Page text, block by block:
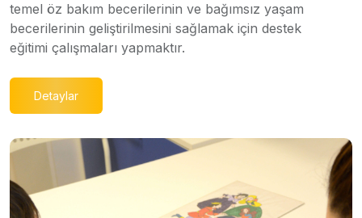
temel öz bakım becerilerinin ve bağımsız yaşam
becerilerinin geliştirilmesini sağlamak için destek
eğitimi çalışmaları yapmaktır.
Detaylar